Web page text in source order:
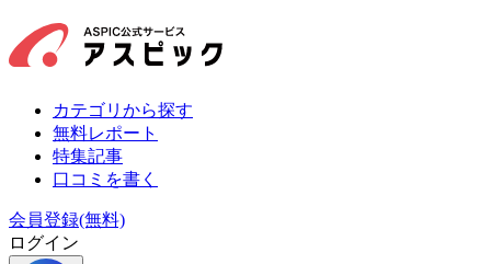
カテゴリから探す
無料レポート
特集記事
口コミを書く
会員登録(無料)
ログイン